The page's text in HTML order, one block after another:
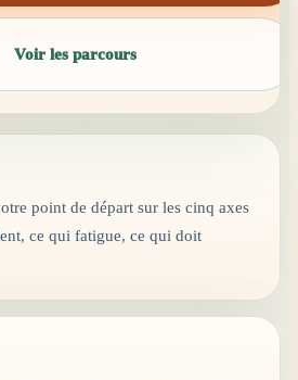
Voir les parcours
point de départ sur les cinq axes
ce qui fatigue, ce qui doit